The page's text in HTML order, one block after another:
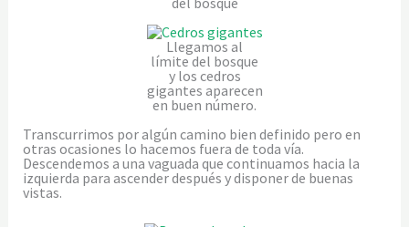
Llegamos al
límite del bosque
y los cedros
gigantes aparecen
en buen número.
Transcurrimos por algún camino bien definido pero en
otras ocasiones lo hacemos fuera de toda vía.
Descendemos a una vaguada que continuamos hacia la
izquierda para ascender después y disponer de buenas
vistas.